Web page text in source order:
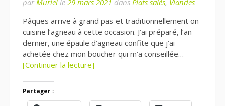
Pâques arrive à grand pas et traditionnellement on
cuisine l’agneau à cette occasion. J’ai préparé, l’an
dernier, une épaule d’agneau confite que j’ai
achetée chez mon boucher qui m’a conseillée…
[Continuer la lecture]
Partager :